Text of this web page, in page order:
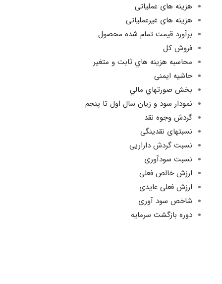
هزینه های عملیاتی
هزینه های غیرعملیاتی
برآورد قيمت تمام شده محصول
فروش کل
محاسبه هزينه هاي ثابت و متغير
حاشیه ایمنی
بخش صورتهاي مالي
نمودار سود و زیان سال اول تا پنجم
گردش وجوه نقد
نسبتهای نقدینگی
نسبت گردش داراریی
نسبت سودآوری
ارزش خالص فعلی
ارزش فعلی عایدی
شاخص سود آوری
دوره بازگشت سرمایه